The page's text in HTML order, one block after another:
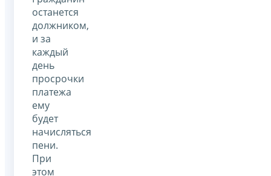
останется
должником,
и за
каждый
день
просрочки
платежа
ему
будет
начисляться
пени.
При
этом